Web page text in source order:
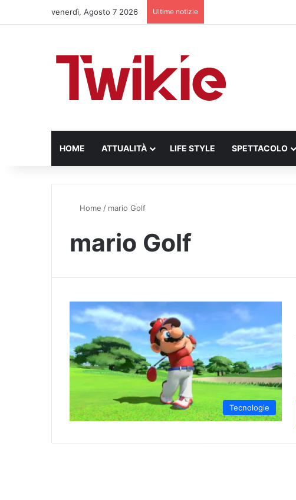
venerdì, Agosto 7 2026 Ultime notizie
HOME ATTUALITÀ LIFE STYLE SPETTACOLO
Home / mario Golf
mario Golf
Tecnologie